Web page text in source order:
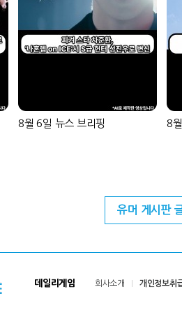
8월 6일 뉴스 브리핑 8
유머 게시판
데일리게임 회사소개 개인정보취